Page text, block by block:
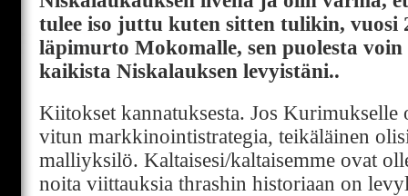
tulee iso juttu kuten sitten tulikin, vuosi
läpimurto Mokomalle, sen puolesta
kaikista Niskalauksen levyistäni..
Kiitokset kannatuksesta. Jos
vitun markkinointistrategia, teikäläinen
malliyksilö. Kaltaisesi/kaltaisemme ovat
noita viittauksia thrashin historiaan on